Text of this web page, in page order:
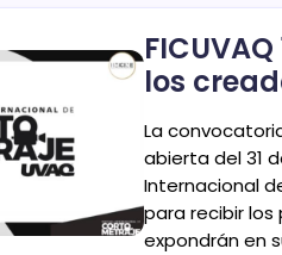
los
La
abierta del 31
Internacional
para recibir
expondrán en